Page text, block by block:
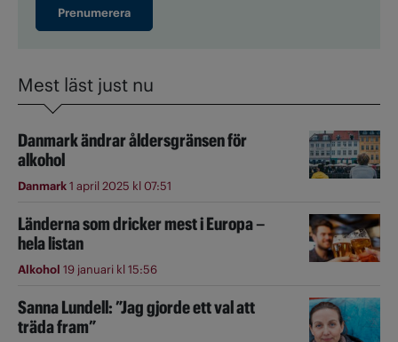
Prenumerera
Mest läst just nu
Danmark ändrar åldersgränsen för
alkohol
Danmark1 april 2025 kl 07:51
Länderna som dricker mest i Europa –
hela listan
Alkohol 19 januari kl 15:56
Sanna Lundell: ”Jag gjorde ett val att
träda fram”